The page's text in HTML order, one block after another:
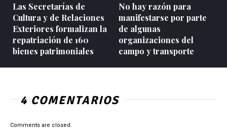
Las Secretarías de
Cultura y de Relaciones
Exteriores formalizan la
repatriación de 160
bienes patrimoniales
No hay razón para
manifestarse por parte
de algunas
organizaciones del
campo y transporte
4 COMENTARIOS
Comments are closed.